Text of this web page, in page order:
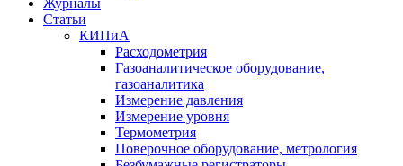
Журналы
Статьи
КИПиА
Расходометрия
Газоаналитическое оборудование,
газоаналитика
Измерение давления
Измерение уровня
Термометрия
Поверочное оборудование, метрология